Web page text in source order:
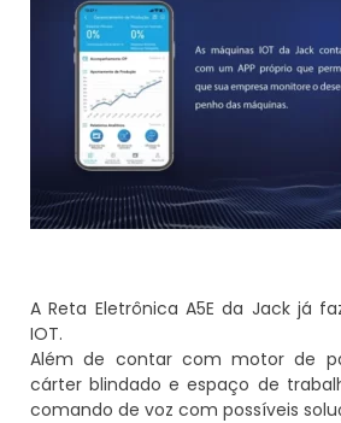
A Reta Eletrônica A5E da Jack já
IOT.
Além de contar com motor de
cárter blindado e espaço de
comando de voz com possíveis